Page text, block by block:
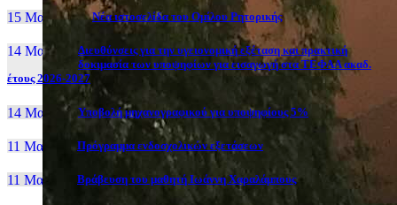
15 Μαι, 2026 Νέα ιστοσελίδα του Ομίλου Ρητορικής
14 Μαι, 26
Διευθύνσεις για την υγειονομική εξέταση και πρακτική
δοκιμασία των υποψηφίων για εισαγωγή στα ΤΕΦΑΑ ακαδ.
έτους 2026-2027
14 Μαι, 26 Yποβολή μηχανογραφικού για υποψηφίους 5%
11 Μαι, 26 Πρόγραμμα ενδοσχολικών εξετάσεων
11 Μαι, 26 Βράβευση του μαθητή Ιωάννη Χαραλάμπους